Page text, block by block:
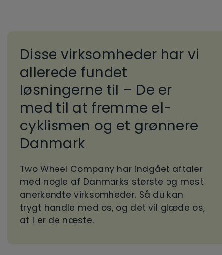
Disse virksomheder har vi
allerede fundet
løsningerne til – De er
med til at fremme el-
cyklismen og et grønnere
Danmark
Two Wheel Company har indgået aftaler
med nogle af Danmarks største og mest
anerkendte virksomheder. Så du kan
trygt handle med os, og det vil glæde os,
at I er de næste.